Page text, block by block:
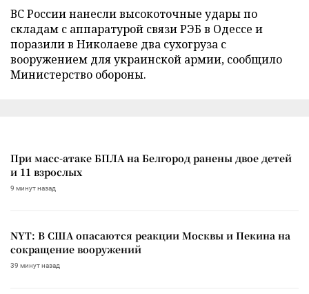
ВС России нанесли высокоточные удары по
складам с аппаратурой связи РЭБ в Одессе и
поразили в Николаеве два сухогруза с
вооружением для украинской армии, сообщило
Министерство обороны.
При масс-атаке БПЛА на Белгород ранены двое детей
и 11 взрослых
9 минут назад
NYT: В США опасаются реакции Москвы и Пекина на
сокращение вооружений
39 минут назад